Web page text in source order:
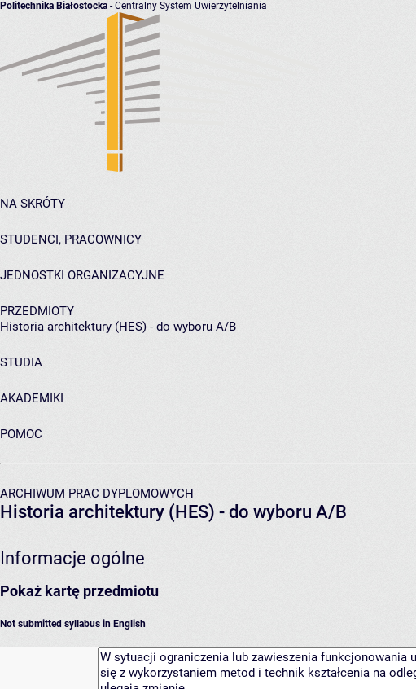
Politechnika Białostocka - Centralny System Uwierzytelniania
NA SKRÓTY
STUDENCI, PRACOWNICY
JEDNOSTKI ORGANIZACYJNE
PRZEDMIOTY
Historia architektury (HES) - do wyboru A/B
STUDIA
AKADEMIKI
POMOC
ARCHIWUM PRAC DYPLOMOWYCH
Historia architektury (HES) - do wyboru A/B
Informacje ogólne
Pokaż kartę przedmiotu
Not submitted syllabus in English